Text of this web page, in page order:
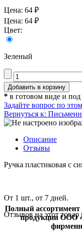
Цена: 64 ₽
Цена: 64 ₽
Цвет:
Зеленый
* в готовом виде и под
Задайте вопрос по
Вернуться к:
Описание
Отзывы
Ручка пластиковая с
От 1 шт., от 7 дней.
Отзывов на этот
Полный ассортимент
продукции ООО